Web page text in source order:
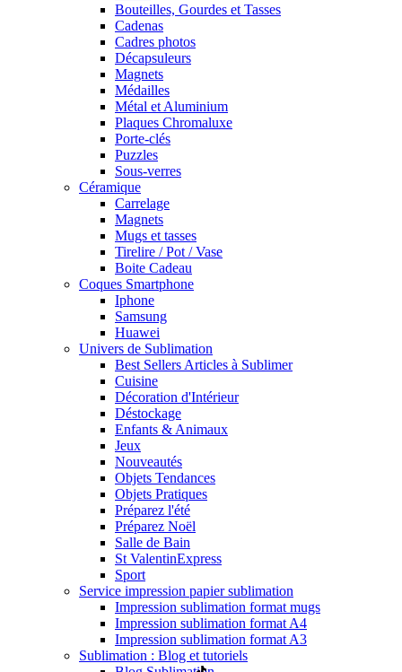
Bouteilles, Gourdes et Tasses
Cadenas
Cadres photos
Décapsuleurs
Magnets
Médailles
Métal et Aluminium
Plaques Chromaluxe
Porte-clés
Puzzles
Sous-verres
Céramique
Carrelage
Magnets
Mugs et tasses
Tirelire / Pot / Vase
Boite Cadeau
Coques Smartphone
Iphone
Samsung
Huawei
Univers de Sublimation
Best Sellers Articles à Sublimer
Cuisine
Décoration d'Intérieur
Déstockage
Enfants & Animaux
Jeux
Nouveautés
Objets Tendances
Objets Pratiques
Préparez l'été
Préparez Noël
Salle de Bain
St ValentinExpress
Sport
Service impression papier sublimation
Impression sublimation format mugs
Impression sublimation format A4
Impression sublimation format A3
Sublimation : Blog et tutoriels